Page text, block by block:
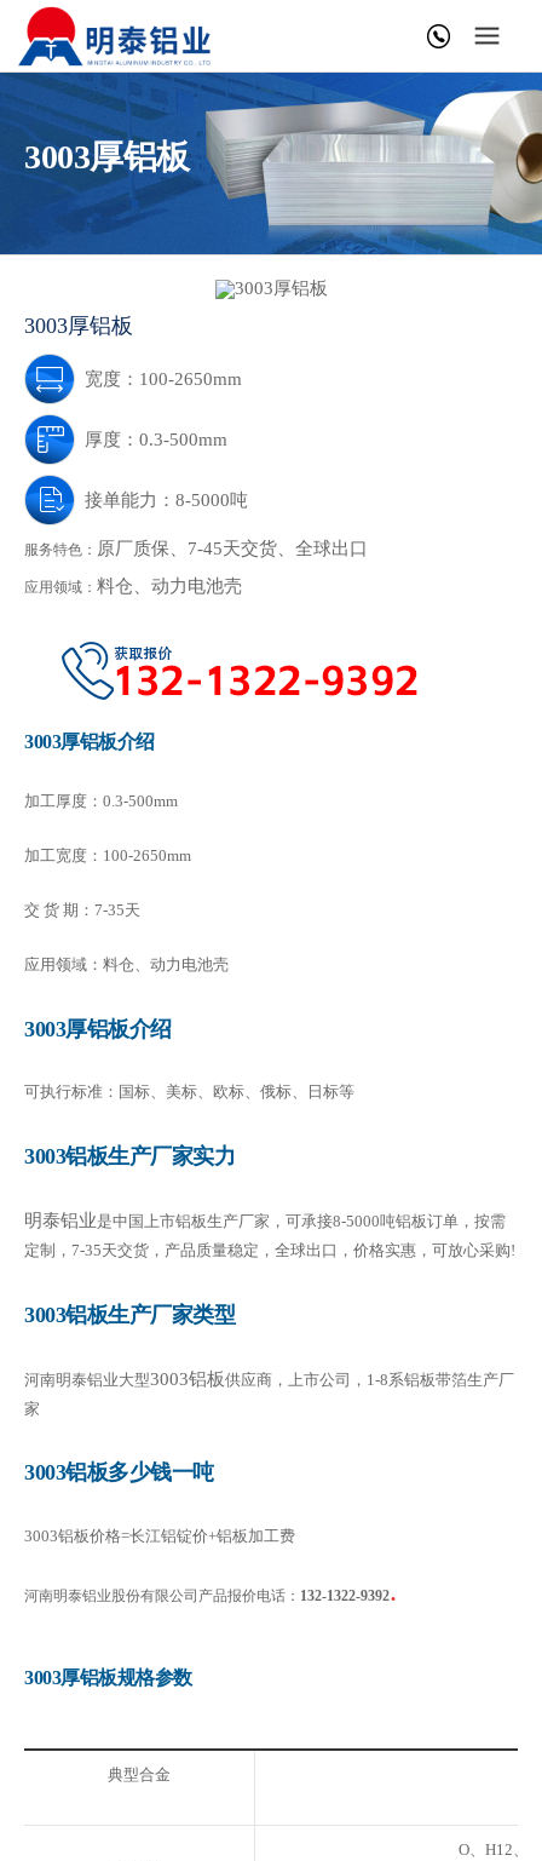
3003厚铝板
3003厚铝板
宽度：100-2650mm
厚度：0.3-500mm
接单能力：8-5000吨
服务特色： 原厂质保、7-45天交货、全球出口
应用领域： 料仓、动力电池壳
3003厚铝板介绍
加工厚度：0.3-500mm
加工宽度：100-2650mm
交 货 期：7-35天
应用领域：料仓、动力电池壳
3003厚铝板介绍
可执行标准：国标、美标、欧标、俄标、日标等
3003铝板生产厂家实力
明泰铝业是中国上市铝板生产厂家，可承接8-5000吨铝板订单，按需
定制，7-35天交货，产品质量稳定，全球出口，价格实惠，可放心采购!
3003铝板生产厂家类型
河南明泰铝业大型3003铝板供应商，上市公司，1-8系铝板带箔生产厂
家
3003铝板多少钱一吨
3003铝板价格=长江铝锭价+铝板加工费
河南明泰铝业股份有限公司产品报价电话： 132-1322-9392.
3003厚铝板规格参数
典型合金
O、H12、